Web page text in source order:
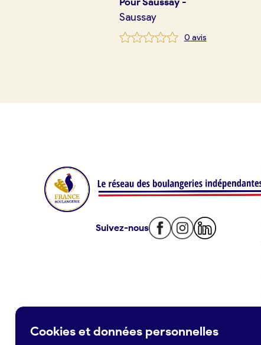
Mon comparatif gratuit
Offres d’emploi
Je suis fournisseur
Saussay
0 avis
Suivez-nous
Cookies et données personnelles